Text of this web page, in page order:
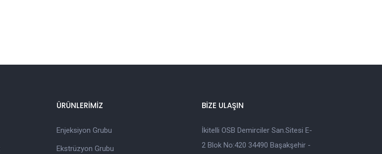
ÜRÜNLERİMİZ
Enjeksiyon Grubu
Ekstrüzyon Grubu
BİZE ULAŞIN
İkitelli OSB Demirciler San.Sitesi E-
2 Blok No:420 34490 Başakşehir -